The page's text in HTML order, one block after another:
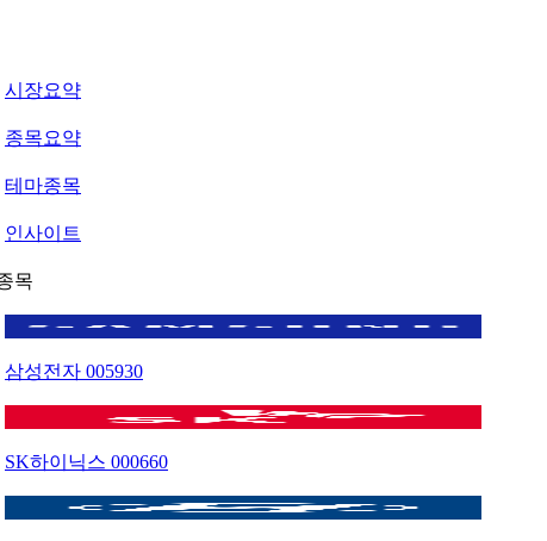
시장요약
종목요약
테마종목
인사이트
목
삼성전자 005930
SK하이닉스 000660